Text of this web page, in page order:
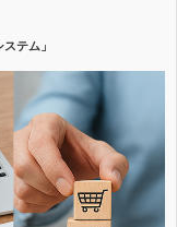
テム」